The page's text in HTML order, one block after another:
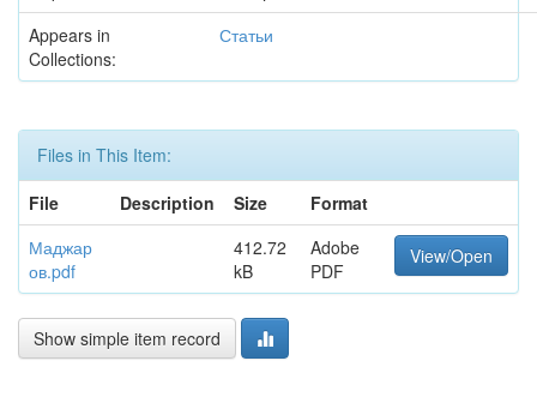
Appears in
Collections:
Статьи
Files in This Item:
File
Description Size
Format
Маджар
ов.pdf
412.72
kB
Adobe
PDF
View/Open
Show simple item record